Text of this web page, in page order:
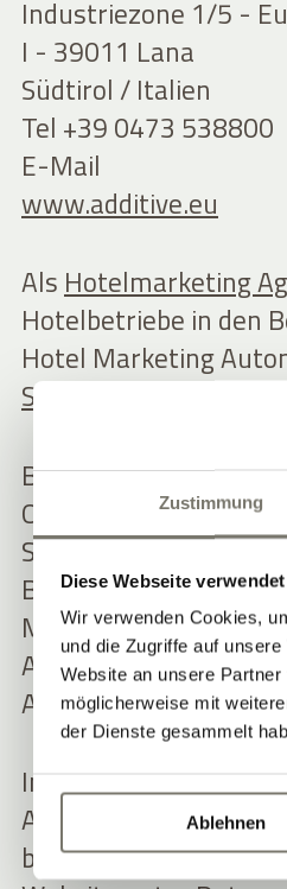
Zustimmung
Diese Webseite
Wir verwenden Cookies,
und die Zugriffe auf
Website an unsere
möglicherweise mit
der Dienste gesammelt
Ablehnen
Industriezone 1/5 -
I - 39011 Lana
Südtirol / Italien
Tel +39 0473 538800
E-Mail
www.additive.eu
Als Hotelmarketing
Hotelbetriebe in den
Hotel Marketing
Software
Bei ADDITIVE stehen
Online-Marketing-
Softwarelösungen im
BereichenHotel
MARKETING
ADDITIVE+
ADDITIVE+
In der Entwicklung
ADDITIVE stets auf
bedacht, mehr